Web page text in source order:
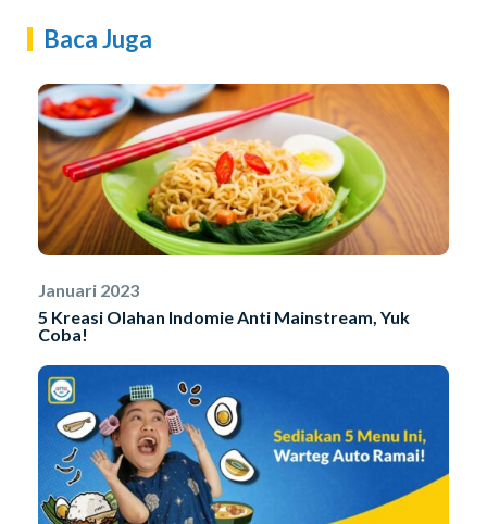
Baca Juga
Januari 2023
5 Kreasi Olahan Indomie Anti Mainstream, Yuk
Coba!